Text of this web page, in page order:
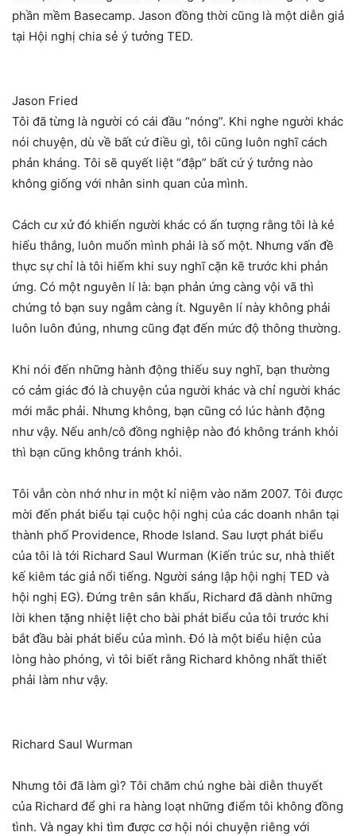
phần mềm Basecamp. Jason đồng thời cũng là một diễn giả
tại Hội nghị chia sẻ ý tưởng TED.
Jason Fried
Tôi đã từng là người có cái đầu “nóng”. Khi nghe người khác
nói chuyện, dù về bất cứ điều gì, tôi cũng luôn nghĩ cách
phản kháng. Tôi sẽ quyết liệt “đập” bất cứ ý tưởng nào
không giống với nhân sinh quan của mình.
Cách cư xử đó khiến người khác có ấn tượng rằng tôi là kẻ
hiếu thắng, luôn muốn mình phải là số một. Nhưng vấn đề
thực sự chỉ là tôi hiếm khi suy nghĩ cặn kẽ trước khi phản
ứng. Có một nguyên lí là: bạn phản ứng càng vội vã thì
chứng tỏ bạn suy ngẫm càng ít. Nguyên lí này không phải
luôn luôn đúng, nhưng cũng đạt đến mức độ thông thường.
Khi nói đến những hành động thiếu suy nghĩ, bạn thường
có cảm giác đó là chuyện của người khác và chỉ người khác
mới mắc phải. Nhưng không, bạn cũng có lúc hành động
như vậy. Nếu anh/cô đồng nghiệp nào đó không tránh khỏi
thì bạn cũng không tránh khỏi.
Tôi vẫn còn nhớ như in một kỉ niệm vào năm 2007. Tôi được
mời đến phát biểu tại cuộc hội nghị của các doanh nhân tại
thành phố Providence, Rhode Island. Sau lượt phát biểu
của tôi là tới Richard Saul Wurman (Kiến trúc sư, nhà thiết
kế kiêm tác giả nổi tiếng. Người sáng lập hội nghị TED và
hội nghị EG). Đứng trên sân khấu, Richard đã dành những
lời khen tặng nhiệt liệt cho bài phát biểu của tôi trước khi
bắt đầu bài phát biểu của mình. Đó là một biểu hiện của
lòng hào phóng, vì tôi biết rằng Richard không nhất thiết
phải làm như vậy.
Richard Saul Wurman
Nhưng tôi đã làm gì? Tôi chăm chú nghe bài diễn thuyết
của Richard để ghi ra hàng loạt những điểm tôi không đồng
tình. Và ngay khi tìm được cơ hội nói chuyện riêng với